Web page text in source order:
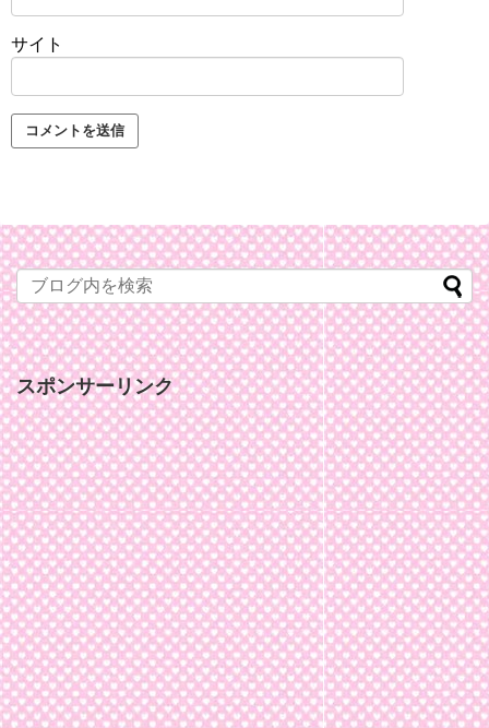
サイト
スポンサーリンク